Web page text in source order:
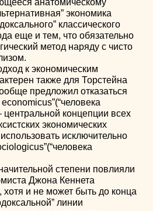
анатомическому
экономика
классического
еще и тем, что обязательно
метод наряду с чисто
к экономическим
также для Торстейна
предложил отказаться
центральной концепции всех
экономических
исключительно
степени повлияли
Джона Кеннета
хотя и не может быть до конца
линии